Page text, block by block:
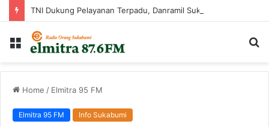
Menu
Home / Elmitra 95 FM
Elmitra 95 FM Info Sukabumi